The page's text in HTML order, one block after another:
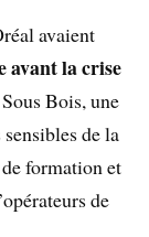
avaient
avant la crise
Bois, une
de la
formation et
de